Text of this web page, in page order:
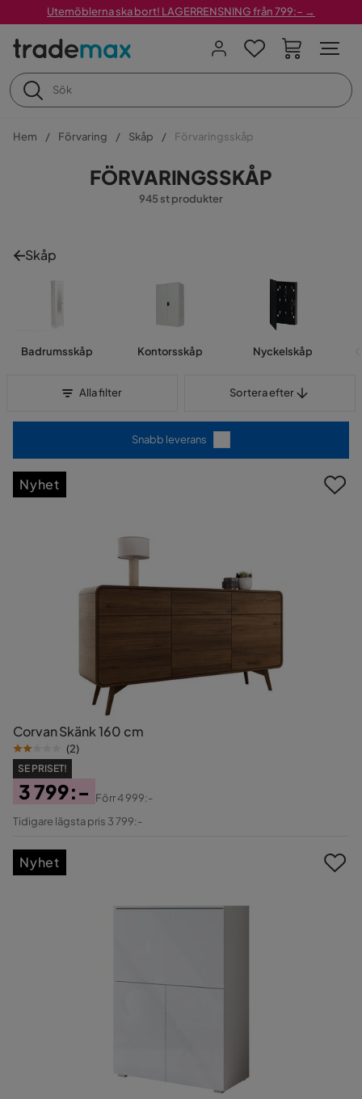
Utemöblerna ska bort! LAGERRENSNING från 799:– →
Hem Förvaring Skåp Förvaringsskåp
FÖRVARINGSSKÅP
945 st produkter
Skåp
Badrumsskåp Kontorsskåp Nyckelskåp
Alla filter Sortera efter
Snabb leverans
Corvan Skänk 160 cm
(2)
SE PRISET!
Pris
3 799:-
Original
Förr4 999:-
Tidigare lägsta pris 3 799:-
Nyhet
Nyhet